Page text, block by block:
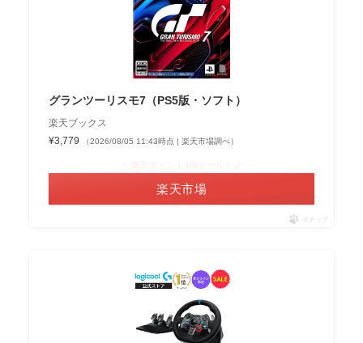
グランツーリスモ7（PS5版・ソフト）
楽天ブックス
¥3,779
（2026/08/05 11:43時点 | 楽天市場調べ）
楽天市場
ポチップ